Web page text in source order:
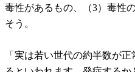
毒性があるもの、（3）毒性
そう。
「実は若い世代の約半数が